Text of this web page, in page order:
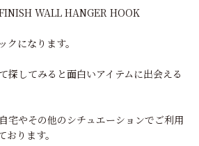
WALL HANGER HOOK
になります。
探してみると面白いアイテムに出会える
宅やその他のシチュエーションでご利用
ります。